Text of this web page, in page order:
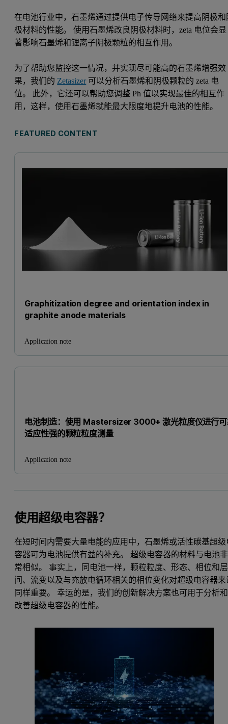
在电池行业中，石墨烯通过提供电子传导网络来提高阴极和
极材料的性能。 使用石墨烯改良阴极材料时，zeta 电位会显
著影响石墨烯和锂离子阴极颗粒的相互作用。
为了帮助您监控这一情况，并实现尽可能高的石墨烯增强效
果，我们的 Zetasizer可以分析石墨烯和阴极颗粒的 zeta 电
位。 此外，它还可以帮助您调整 Ph 值以实现最佳的相互作
用，这样，使用石墨烯就能最大限度地提升电池的性能。
FEATURED CONTENT
Graphitization degree and orientation index in
graphite anode materials
Application note
电池制造：使用 Mastersizer 3000+ 激光粒度仪进行
适应性强的颗粒粒度测量
Application note
使用超级电容器？
在短时间内需要大量电能的应用中，石墨烯或活性碳基超级
容器可为电池提供有益的补充。 超级电容器的材料与电池非
常相似。 事实上，同电池一样，颗粒粒度、形态、相位和层
间、流变以及与充放电循环相关的相位变化对超级电容器来
同样重要。 幸运的是，我们的创新解决方案也可用于分析和
改善超级电容器的性能。